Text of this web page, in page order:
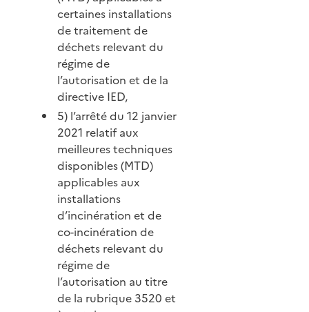
certaines installations
de traitement de
déchets relevant du
régime de
l’autorisation et de la
directive IED,
5) l’arrêté du 12 janvier
2021 relatif aux
meilleures techniques
disponibles (MTD)
applicables aux
installations
d’incinération et de
co-incinération de
déchets relevant du
régime de
l’autorisation au titre
de la rubrique 3520 et